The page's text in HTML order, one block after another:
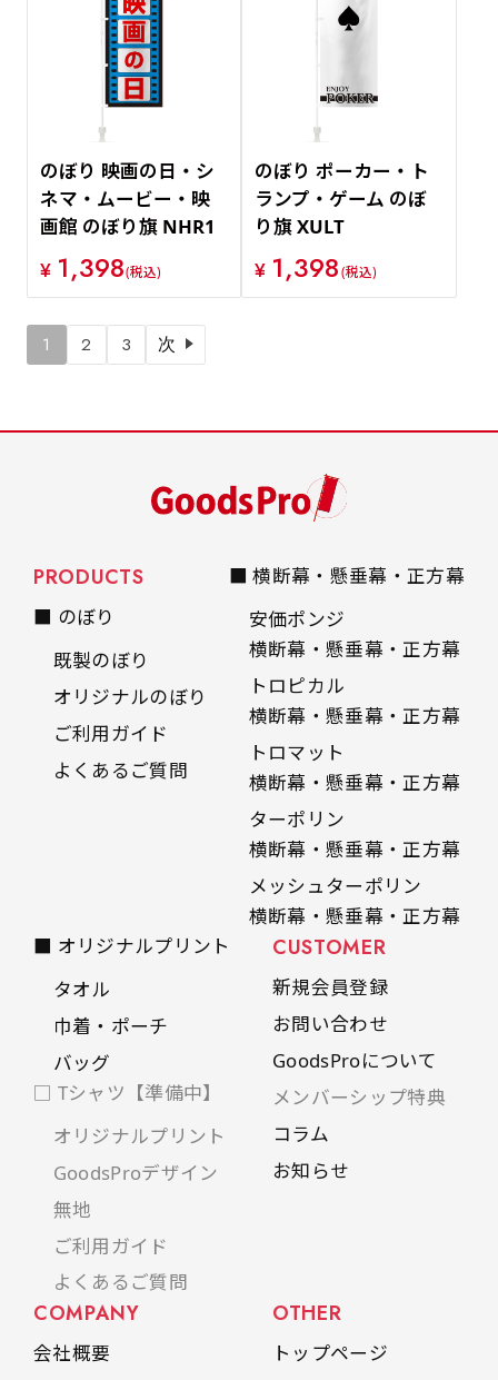
のぼり 映画の日・シ
ネマ・ムービー・映
画館 のぼり旗 NHR1
¥ 1,398(税込)
のぼり ポーカー・ト
ランプ・ゲーム のぼ
り旗 XULT
¥ 1,398(税込)
1 2 3 次
PRODUCTS
■ のぼり
既製のぼり
オリジナルのぼり
ご利用ガイド
よくあるご質問
■ 横断幕・懸垂幕・正方幕
安価ポンジ
横断幕・懸垂幕・正方幕
トロピカル
横断幕・懸垂幕・正方幕
トロマット
横断幕・懸垂幕・正方幕
ターポリン
横断幕・懸垂幕・正方幕
メッシュターポリン
横断幕・懸垂幕・正方幕
■ オリジナルプリント
タオル
巾着・ポーチ
バッグ
□ Tシャツ【準備中】
オリジナルプリント
GoodsProデザイン
無地
ご利用ガイド
よくあるご質問
CUSTOMER
新規会員登録
お問い合わせ
GoodsProについて
メンバーシップ特典
コラム
お知らせ
COMPANY
会社概要
OTHER
トップページ